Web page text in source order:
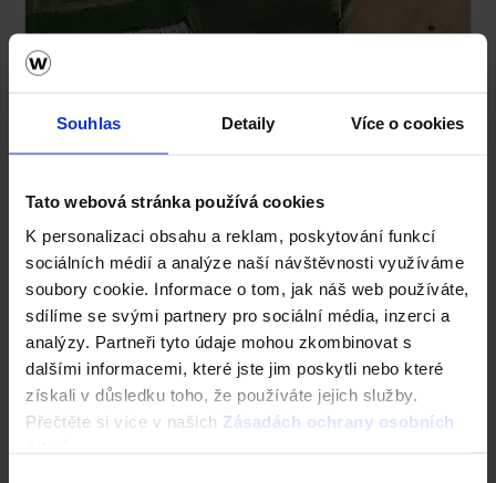
Souhlas Detaily Více o cookies
Tato webová stránka používá cookies
K personalizaci obsahu a reklam, poskytování funkcí
sociálních médií a analýze naší návštěvnosti využíváme
soubory cookie. Informace o tom, jak náš web používáte,
sdílíme se svými partnery pro sociální média, inzerci a
analýzy. Partneři tyto údaje mohou zkombinovat s
dalšími informacemi, které jste jim poskytli nebo které
získali v důsledku toho, že používáte jejich služby.
Přečtěte si více v našich Zásadách ochrany osobních
Prodejní sklad Jirčany
Jirčany
Adresa:Cihlářská 125, 252 44 Psáry
Telefon:234 715 731, 383 827 981